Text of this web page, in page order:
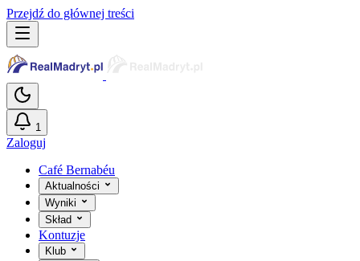
Przejdź do głównej treści
1
Zaloguj
Café Bernabéu
Aktualności
Wyniki
Skład
Kontuzje
Klub